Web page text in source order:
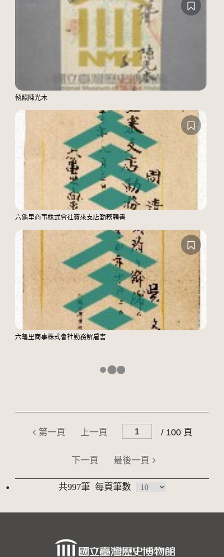
執照陳光木
六龜里商事株式會社寶來支店勤務聘書
六龜里商事株式會社勤務解雇書
第一頁 上一頁 / 100 頁
下一頁 最後一頁
共997筆 每頁筆數